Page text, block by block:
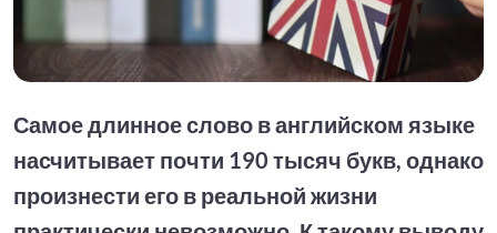
Самое длинное слово в английском языке
насчитывает почти 190 тысяч букв, однако
произнести его в реальной жизни